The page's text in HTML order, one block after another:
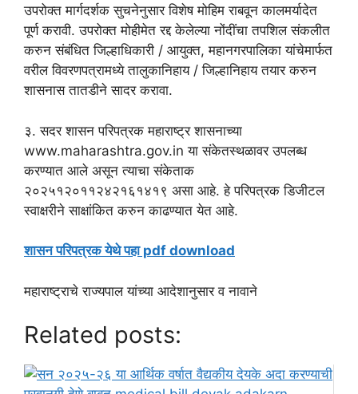
उपरोक्त मार्गदर्शक सुचनेनुसार विशेष मोहिम राबवून कालमर्यादेत
पूर्ण करावी. उपरोक्त मोहीमेत रद्द केलेल्या नोंदींचा तपशिल संकलीत
करुन संबंधित जिल्हाधिकारी / आयुक्त, महानगरपालिका यांचेमार्फत
वरील विवरणपत्रामध्ये तालुकानिहाय / जिल्हानिहाय तयार करुन
शासनास तातडीने सादर करावा.
३. सदर शासन परिपत्रक महाराष्ट्र शासनाच्या
www.maharashtra.gov.in या संकेतस्थळावर उपलब्ध
करण्यात आले असून त्याचा संकेताक
२०२५१२०११२४२१६१४१९ असा आहे. हे परिपत्रक डिजीटल
स्वाक्षरीने साक्षांकित करुन काढण्यात येत आहे.
शासन परिपत्रक येथे पहा pdf download
महाराष्ट्राचे राज्यपाल यांच्या आदेशानुसार व नावाने
Related posts: